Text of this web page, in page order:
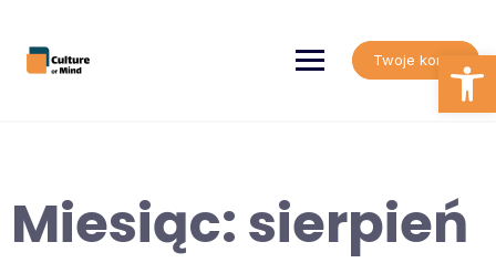
content
Twoje konto
Miesiąc:sierpień